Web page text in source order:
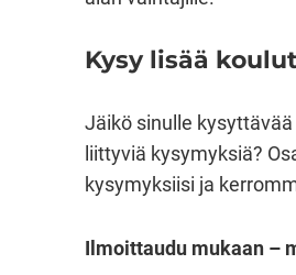
Kysy lisää
Jäikö sinulle
liittyviä kysymyksiä?
kysymyksiisi ja
Ilmoittaudu mukaan –